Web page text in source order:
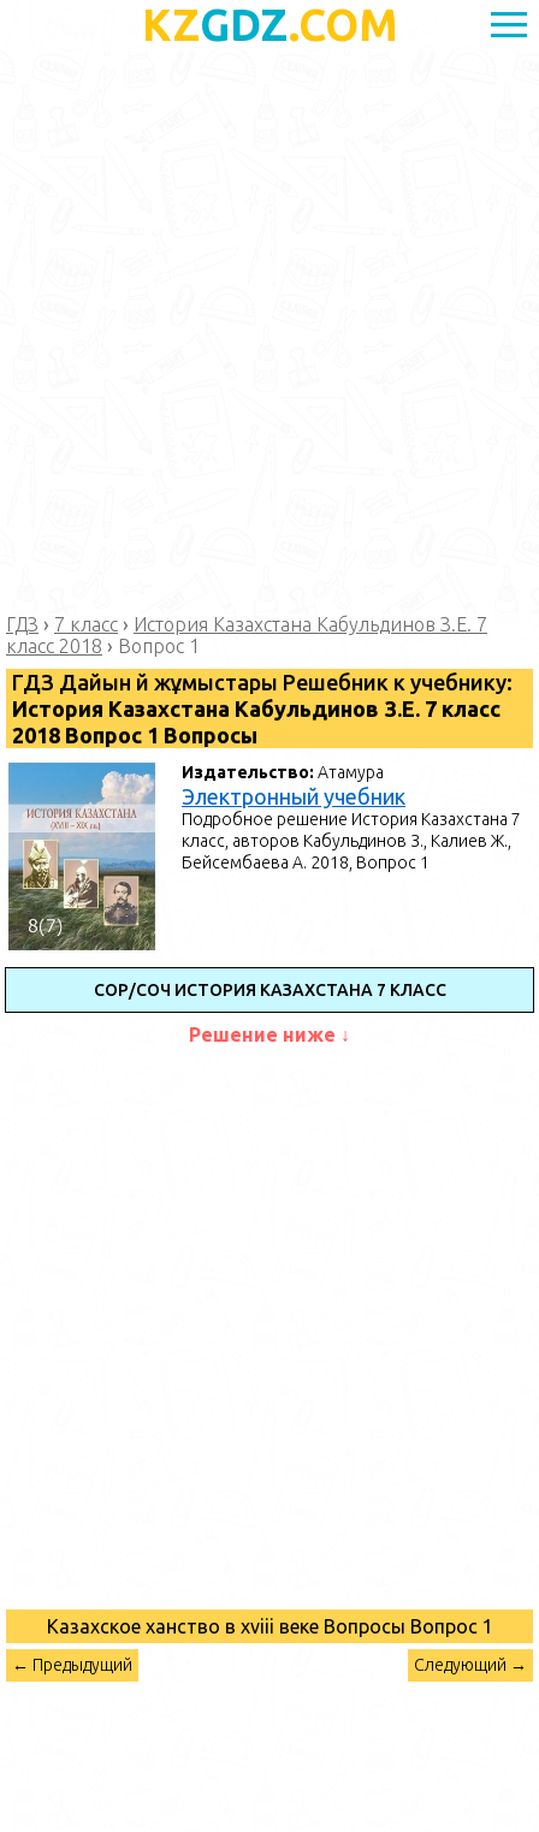
KZGDZ.COM
ГДЗ › 7 класс › История Казахстана Кабульдинов З.Е. 7
класс 2018 › Вопрос 1
ГДЗ Дайын үй жұмыстары Решебник к учебнику:
История Казахстана Кабульдинов З.Е. 7 класс
2018 Вопрос 1 Вопросы
Издательство:Атамура
Электронный учебник
Подробное решение История Казахстана 7
класс, авторов Кабульдинов З., Калиев Ж.,
Бейсембаева А. 2018, Вопрос 1
СОР/СОЧ ИСТОРИЯ КАЗАХСТАНА 7 КЛАСС
Решение ниже ↓
Казахское ханство в хviii веке Вопросы Вопрос 1
← Предыдущий Следующий →